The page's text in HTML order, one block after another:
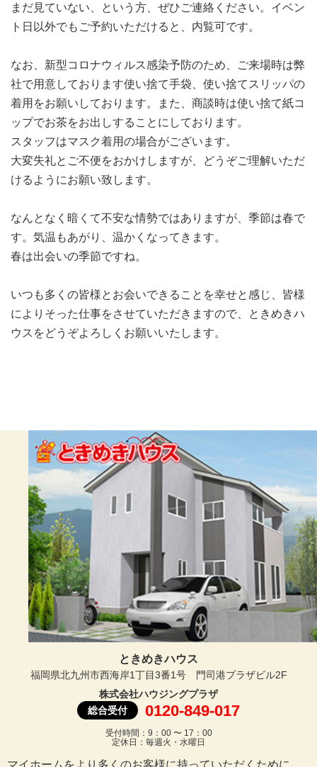
まだ見ていない、という方、ぜひご連絡ください。イベン
ト日以外でもご予約いただけると、内覧可です。
なお、新型コロナウィルス感染予防のため、ご来場時は弊
社で用意しております使い捨て手袋、使い捨てスリッパの
着用をお願いしております。また、商談時は使い捨て紙コ
ップでお茶をお出しすることにしております。
スタッフはマスク着用の場合がございます。
大変失礼とご不便をおかけしますが、どうぞご理解いただ
けるようにお願い致します。
なんとなく暗くて不安な情勢ではありますが、季節は春で
す。気温もあがり、温かくなってきます。
春は出会いの季節ですね。
いつも多くの皆様とお会いできることを幸せと感じ、皆様
によりそった仕事をさせていただきますので、ときめきハ
ウスをどうぞよろしくお願いいたします。
ときめきハウス
福岡県北九州市西海岸1丁目3番1号 門司港プラザビル2F
株式会社ハウジングプラザ
総合受付
0120-849-017
受付時間：9：00 〜 17：00
定休日：毎週火・水曜日